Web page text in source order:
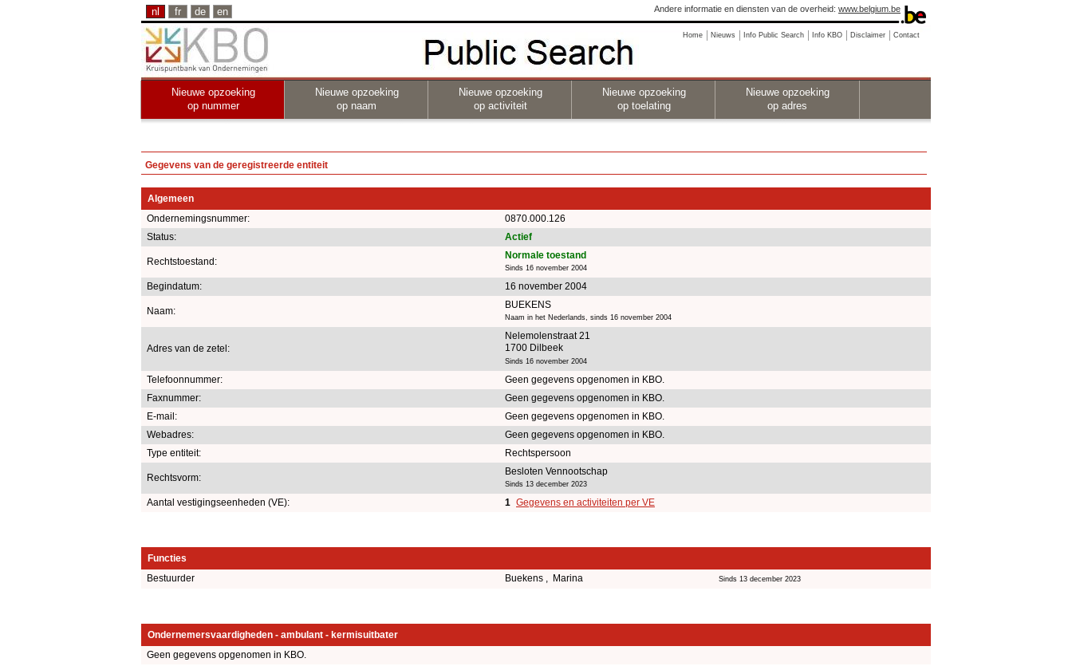
nl fr de en Andere informatie en diensten van de overheid: www.belgium.be
Home Nieuws Info Public Search Info KBO Disclaimer Contact
Nieuwe opzoeking
op nummer
Nieuwe opzoeking
op naam
Nieuwe opzoeking
op activiteit
Nieuwe opzoeking
op toelating
Nieuwe opzoeking
op adres
Gegevens van de geregistreerde entiteit
Algemeen
Ondernemingsnummer:
0870.000.126
Status:
Actief
Rechtstoestand:
Normale toestand
Sinds 16 november 2004
Begindatum: 16 november 2004
Naam:
BUEKENS
Naam in het Nederlands, sinds 16 november 2004
Adres van de zetel:
Nelemolenstraat 21
1700 Dilbeek
Sinds 16 november 2004
Telefoonnummer:
Geen gegevens opgenomen in KBO.
Faxnummer:
Geen gegevens opgenomen in KBO.
E-mail:
Geen gegevens opgenomen in KBO.
Webadres:
Geen gegevens opgenomen in KBO.
Type entiteit:
Rechtspersoon
Rechtsvorm:
Besloten Vennootschap
Sinds 13 december 2023
Aantal vestigingseenheden (VE): 1 Gegevens en activiteiten per VE
Functies
Bestuurder
Buekens , Marina Sinds 13 december 2023
Ondernemersvaardigheden - ambulant - kermisuitbater
Geen gegevens opgenomen in KBO.